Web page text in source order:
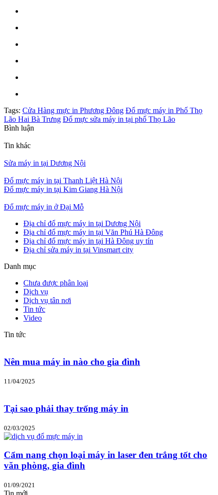
Tags: Cửa Hàng mực in Phương Đông Đổ mực máy in Phố Thọ
Lão Hai Bà Trưng Đổ mực sửa máy in tại phố Thọ Lão
Bình luận
Tin khác
Sửa máy in tại Dương Nội
Đổ mực máy in tại Thanh Liệt Hà Nội
Đổ mực máy in tại Kim Giang Hà Nội
Đổ mực máy in ở Đại Mỗ
Địa chỉ đổ mực máy in tại Dương Nội
Địa chỉ đổ mực máy in tại Văn Phú Hà Đông
Địa chỉ đổ mực máy in tại Hà Đông uy tín
Địa chỉ sửa máy in tại Vinsmart city
Danh mục
Chưa được phân loại
Dịch vụ
Dịch vụ tân nơi
Tin tức
Video
Tin tức
Nên mua máy in nào cho gia đình
11/04/2025
Tại sao phải thay trống máy in
02/03/2025
Cẩm nang chọn loại máy in laser đen trắng tốt cho
văn phòng, gia đình
01/09/2021
Tin mới